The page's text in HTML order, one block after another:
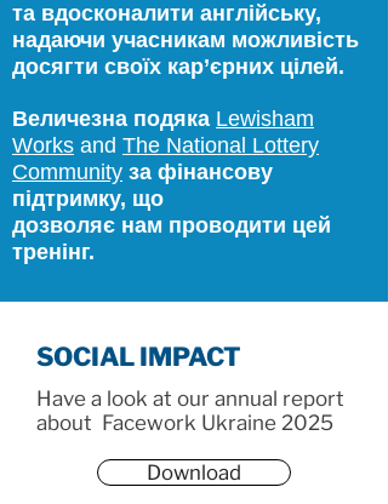
та вдосконалити англійську,
надаючи учасникам можливість
досягти своїх кар’єрних цілей.
Величезна подяка Lewisham
Works and The National Lottery
Community за фінансову
підтримку, що
дозволяє нам проводити цей
тренінг.
SOCIAL IMPACT
Have a look at our annual report
about Facework Ukraine 2025
Download